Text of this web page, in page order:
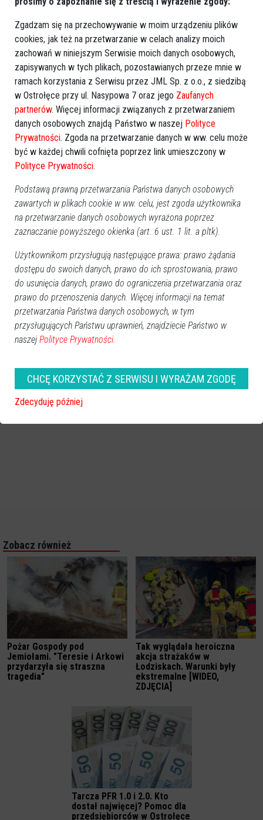
GOOGLE NEWS
Obserwuj nas i otrzymuj nowe wiadomości
Dodaj eOstroleka do obserwowanych źródeł w Google News.
Obserwuj w Google News
Więcej o:pożar gospody,odbudowa,podziękowania
Zobacz również
Pożar Gospody pod
Jemiołami. "Teresie i Arkowi
przydarzyła się straszna
tragedia"
Tak wyglądała heroiczna
akcja strażaków w
Łodziskach. Warunki były
ekstremalne [WIDEO,
ZDJĘCIA]
Tarcza PFR 1.0 i 2.0. Kto
dostał najwięcej? Pomoc dla
przedsiębiorców w Ostrołęce
Zgadzam się na przechowywanie w moim urządzeniu plików
cookies, jak też na przetwarzanie w celach analizy moich
zachowań w niniejszym Serwisie moich danych osobowych,
zapisywanych w tych plikach, pozostawianych przeze mnie w
ramach korzystania z Serwisu przez JML Sp. z o.o., z siedzibą
w Ostrołęce przy ul. Nasypowa 7 oraz jego Zaufanych
partnerów. Więcej informacji związanych z przetwarzaniem
danych osobowych znajdą Państwo w naszej Polityce
Prywatności. Zgoda na przetwarzanie danych w ww. celu może
być w każdej chwili cofnięta poprzez link umieszczony w
Polityce Prywatności.
Podstawą prawną przetwarzania Państwa danych osobowych
zawartych w plikach cookie w ww. celu, jest zgoda użytkownika
na przetwarzanie danych osobowych wyrażona poprzez
zaznaczanie powyższego okienka (art. 6 ust. 1 lit. a pltk).
Użytkownikom przysługują następujące prawa: prawo żądania
dostępu do swoich danych, prawo do ich sprostowania, prawo
do usunięcia danych, prawo do ograniczenia przetwarzania oraz
prawo do przenoszenia danych. Więcej informacji na temat
przetwarzania Państwa danych osobowych, w tym
przysługujących Państwu uprawnień, znajdziecie Państwo w
naszej Polityce Prywatności.
CHCĘ KORZYSTAĆ Z SERWISU I WYRAŻAM ZGODĘ
Zdecyduję później